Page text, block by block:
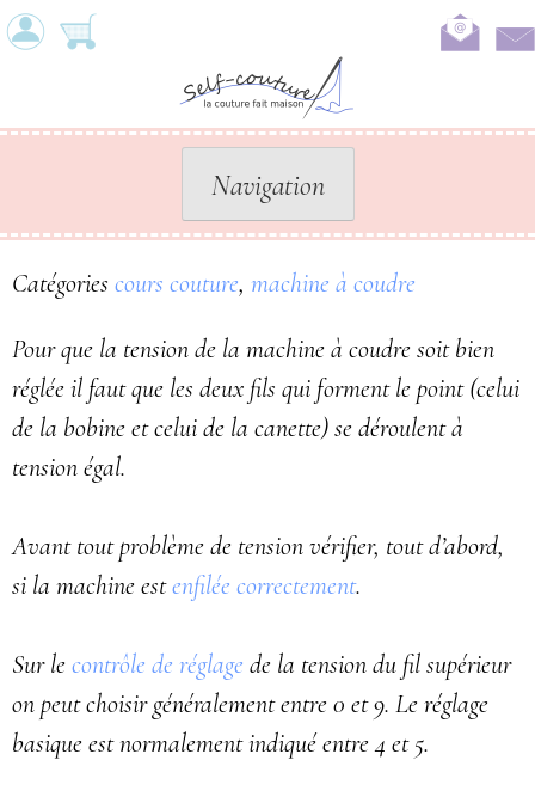
Skip
Navigation
Catégories cours couture, machine à coudre
Pour que la tension de la machine à coudre soit bien
réglée il faut que les deux fils qui forment le point (celui
de la bobine et celui de la canette) se déroulent à
tension égal.
Avant tout problème de tension vérifier, tout d’abord,
si la machine estenfilée correctement.
Sur lecontrôle de réglage de la tension du fil supérieur
on peut choisir généralement entre 0 et 9. Le réglage
basique est normalement indiqué entre 4 et 5.